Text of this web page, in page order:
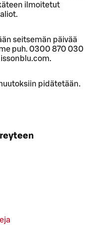
ilmoitetut
seitsemän päivää
puh. 0300 870 030
pidätetään.